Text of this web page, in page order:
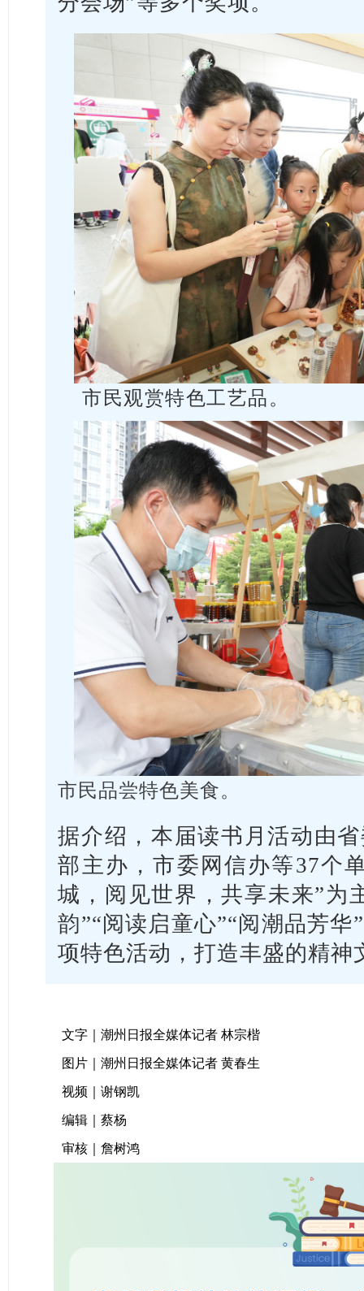
市民观赏特色工艺品。
市民品尝特色美食。
据介绍，本届读书月活动由
部主办，市委网信办等37个
城，阅见世界，共享未来”为
韵”“阅读启童心”“阅潮品芳华
项特色活动，打造丰盛的精神
文字｜潮州日报全媒体记者 林宗楷
图片｜潮州日报全媒体记者 黄春生
视频｜谢钢凯
编辑｜蔡杨
审核｜詹树鸿